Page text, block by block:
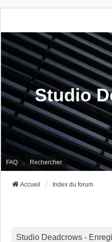
Studio
FAQ Rechercher
Accueil Index du forum
Studio Deadcrows -